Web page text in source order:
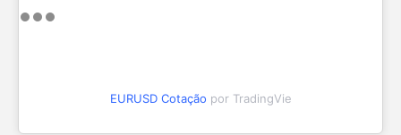
EURUSD Cotação por TradingVie